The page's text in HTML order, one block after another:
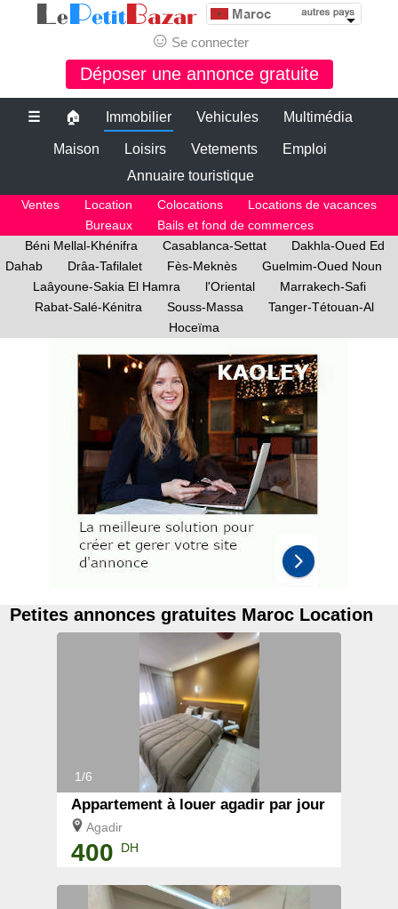
☺ Se connecter
Déposer une annonce gratuite
☰ 🏠 Immobilier Vehicules Multimédia
Maison Loisirs Vetements
Emploi
Annuaire touristique
Ventes Location Colocations
Locations de vacances
Bureaux
Bails et fond de commerces
Béni Mellal-Khénifra
Casablanca-Settat
Dakhla-Oued Ed
Dahab
Drâa-Tafilalet Fès-Meknès
Guelmim-Oued Noun
Laâyoune-Sakia El Hamra
l'Oriental
Marrakech-Safi
Rabat-Salé-Kénitra
Souss-Massa
Tanger-Tétouan-Al
Hoceïma
Petites annonces gratuites Maroc Location
1/6
Appartement à louer agadir par jour
Agadir
400 DH